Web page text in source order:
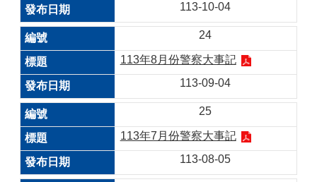
113-10-04
24
113年8月份警察大事記
113-09-04
25
113年7月份警察大事記
113-08-05